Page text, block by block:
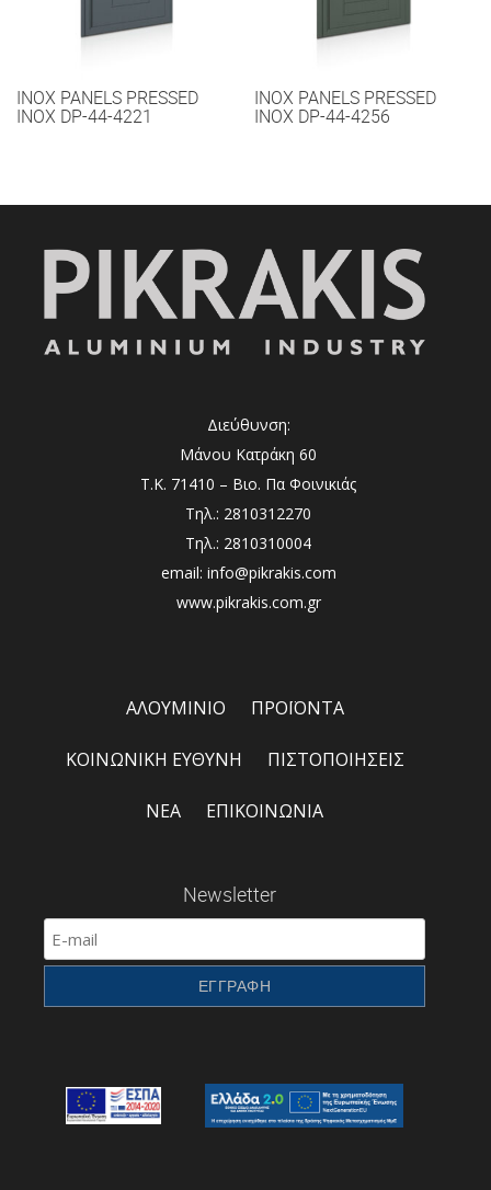
INOX PANELS PRESSED
INOX DP-44-4221
INOX PANELS PRESSED
INOX DP-44-4256
Διεύθυνση:
Μάνου Κατράκη 60
Τ.Κ. 71410 – Βιο. Πα Φοινικιάς
Τηλ.: 2810312270
Τηλ.: 2810310004
email: info@pikrakis.com
www.pikrakis.com.gr
ΑΛΟΥΜΙΝΙΟ ΠΡΟΪΟΝΤΑ
ΚΟΙΝΩΝΙΚΗ ΕΥΘΥΝΗ ΠΙΣΤΟΠΟΙΗΣΕΙΣ
ΝΕΑ ΕΠΙΚΟΙΝΩΝΙΑ
Newsletter